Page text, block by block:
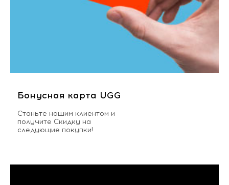
Бонусная карта UGG
Станьте нашим клиентом и
получите Скидку на
следующие покупки!